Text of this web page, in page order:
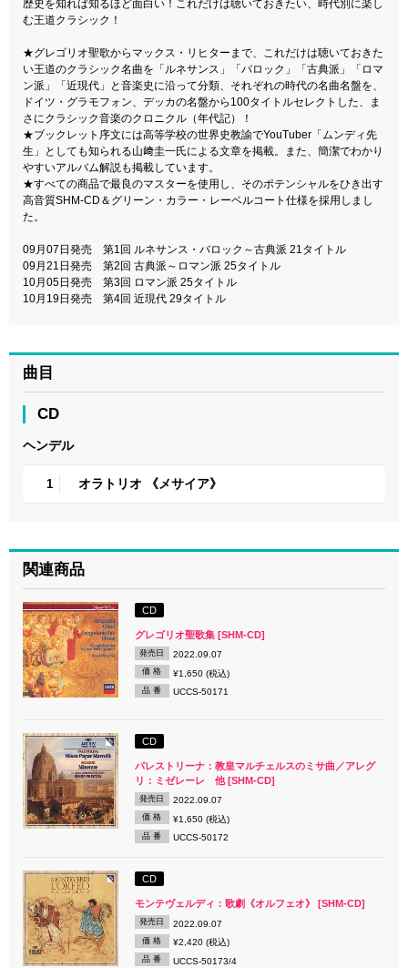
歴史を知れば知るほど面白い！これだけは聴いておきたい、時代別に楽し
む王道クラシック！
★グレゴリオ聖歌からマックス・リヒターまで、これだけは聴いておきた
い王道のクラシック名曲を「ルネサンス」「バロック」「古典派」「ロマ
ン派」「近現代」と音楽史に沿って分類、それぞれの時代の名曲名盤を、
ドイツ・グラモフォン、デッカの名盤から100タイトルセレクトした、ま
さにクラシック音楽のクロニクル（年代記）！
★ブックレット序文には高等学校の世界史教諭でYouTuber「ムンディ先
生」としても知られる山﨑圭一氏による文章を掲載。また、簡潔でわかり
やすいアルバム解説も掲載しています。
★すべての商品で最良のマスターを使用し、そのポテンシャルをひき出す
高音質SHM-CD＆グリーン・カラー・レーベルコート仕様を採用しまし
た。
09月07日発売 第1回 ルネサンス・バロック～古典派 21タイトル
09月21日発売 第2回 古典派～ロマン派 25タイトル
10月05日発売 第3回 ロマン派 25タイトル
10月19日発売 第4回 近現代 29タイトル
曲目
CD
ヘンデル
1 オラトリオ 《メサイア》
関連商品
CD
グレゴリオ聖歌集 [SHM-CD]
発売日 2022.09.07
価 格 ¥1,650 (税込)
品 番 UCCS-50171
CD
パレストリーナ：教皇マルチェルスのミサ曲／アレグ
リ：ミゼレーレ 他 [SHM-CD]
発売日 2022.09.07
価 格 ¥1,650 (税込)
品 番 UCCS-50172
CD
モンテヴェルディ：歌劇《オルフェオ》 [SHM-CD]
発売日 2022.09.07
価 格 ¥2,420 (税込)
品 番 UCCS-50173/4